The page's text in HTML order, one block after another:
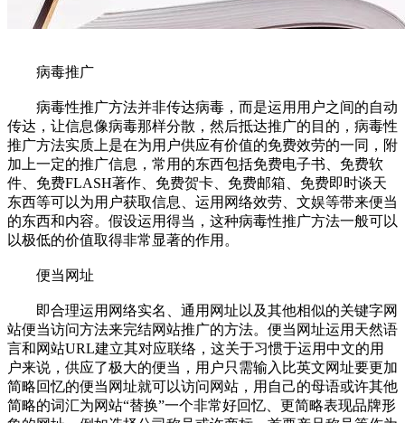
病毒推广
病毒性推广方法并非传达病毒，而是运用用户之间的自动
传达，让信息像病毒那样分散，然后抵达推广的目的，病毒性
推广方法实质上是在为用户供应有价值的免费效劳的一同，附
加上一定的推广信息，常用的东西包括免费电子书、免费软
件、免费FLASH著作、免费贺卡、免费邮箱、免费即时谈天
东西等可以为用户获取信息、运用网络效劳、文娱等带来便当
的东西和内容。假设运用得当，这种病毒性推广方法一般可以
以极低的价值取得非常显著的作用。
便当网址
即合理运用网络实名、通用网址以及其他相似的关键字网
站便当访问方法来完结网站推广的方法。便当网址运用天然语
言和网站URL建立其对应联络，这关于习惯于运用中文的用
户来说，供应了极大的便当，用户只需输入比英文网址要更加
简略回忆的便当网址就可以访问网站，用自己的母语或许其他
简略的词汇为网站“替换”一个非常好回忆、更简略表现品牌形